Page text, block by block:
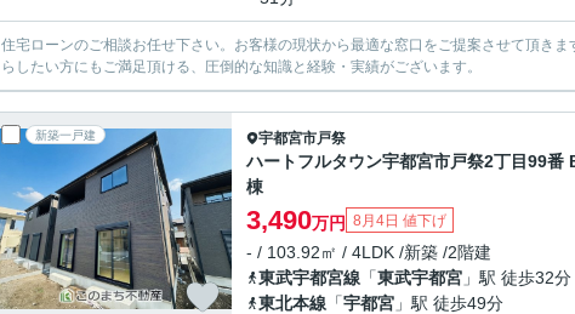
住宅ローンのご相談お任せ下さい。お客様の現状から最適な窓口をご提案させて頂き
らしたい方にもご満足頂ける、圧倒的な知識と経験・実績がございます。
新築一戸建 宇都宮市戸祭
ハートフルタウン宇都宮市戸祭2丁目99番
棟
3,490万円 8月4日 値下げ
- / 103.92㎡ / 4LDK /新築 /2階建
東武宇都宮線 「東武宇都宮 」駅 徒歩32分
東北本線 「宇都宮 」駅 徒歩49分